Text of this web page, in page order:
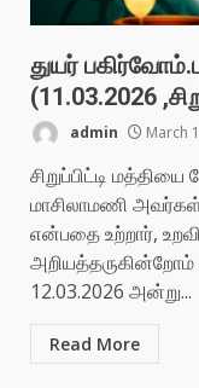
துயர்
(11.03.2026
admin March
சிறுப்பிட்டி
மாசிலாமணி
என்பதை உற்றார்,
12.03.2026 அன்று...
Read More